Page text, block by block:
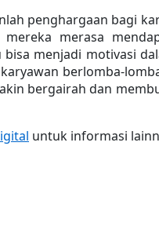
penghargaan bagi
merasa
bisa menjadi motivasi
berlomba-
bergairah dan
untuk informasi